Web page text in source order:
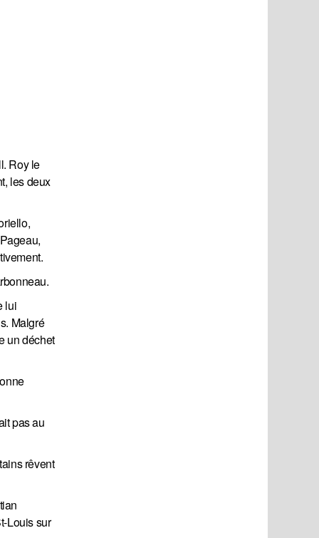
Roy le
les deux
lui
Malgré
un déchet
pas au
rêvent
Louis sur